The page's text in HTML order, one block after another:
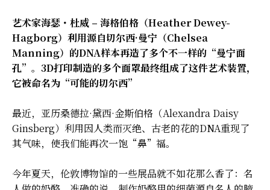
艺术家海瑟・杜威 – 海格伯格（Heather Dewey-
Hagborg）利用源自切尔西·曼宁（Chelsea
Manning）的DNA样本再造了多个不一样的“曼宁面
孔”。3D打印制造的多个面罩最终组成了这件艺术装置，
它被命名为“可能的切尔西”
最近，亚历桑德拉·黛西·金斯伯格（Alexandra Daisy
Ginsberg）利用因人类而灭绝、古老的花的DNA重现了
其气味，使我们能再次一饱“鼻”福。
今年夏天，伦敦博物馆的一些展品就不如花那么香了：名